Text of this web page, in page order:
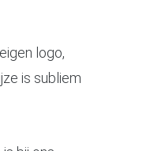
logo,
is subliem